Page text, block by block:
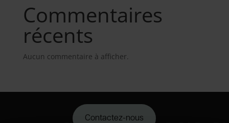
Commentaires
récents
Aucun commentaire à afficher.
Contactez-nous